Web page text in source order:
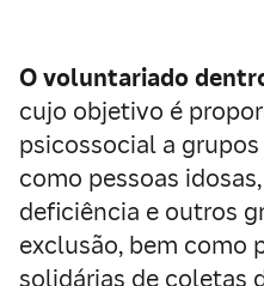
O voluntariado
cujo objetivo é
psicossocial a
como pessoas
deficiência e outros
exclusão, bem como
solidárias de coletas